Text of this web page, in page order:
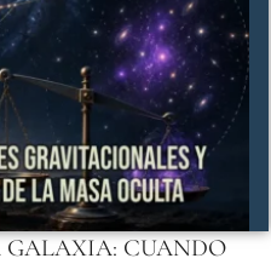
GALAXIA: CUANDO